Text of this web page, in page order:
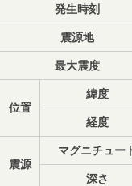
発生時刻
震源地
最大震度
位置
緯度
経度
震源
マグニチュー
深さ